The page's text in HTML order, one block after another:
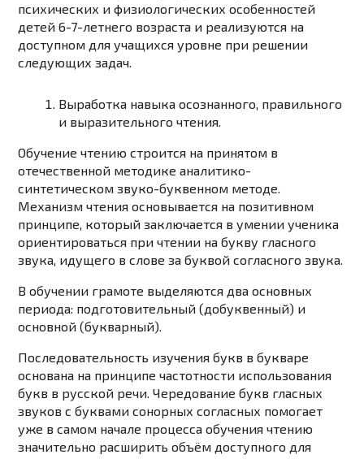
психических и физиологических особенностей
детей 6-7-летнего возраста и реализуются на
доступном для учащихся уровне при решении
следующих задач.
Выработка навыка осознанного, правильного
и выразительного чтения.
Обучение чтению строится на принятом в
отечественной методике аналитико-
синтетическом звуко-буквенном методе.
Механизм чтения основывается на позитивном
принципе, который заключается в умении ученика
ориентироваться при чтении на букву гласного
звука, идущего в слове за буквой согласного звука.
В обучении грамоте выделяются два основных
периода: подготовительный (добуквенный) и
основной (букварный).
Последовательность изучения букв в букваре
основана на принципе частотности использования
букв в русской речи. Чередование букв гласных
звуков с буквами сонорных согласных помогает
уже в самом начале процесса обучения чтению
значительно расширить объём доступного для